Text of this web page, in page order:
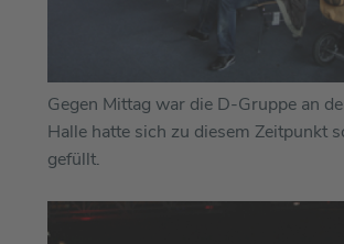
Gegen Mittag war die D-Gruppe an
Halle hatte sich zu diesem Zeitpunkt
gefüllt.